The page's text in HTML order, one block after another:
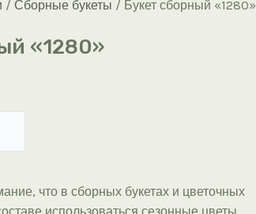
/ Сборные букеты / Букет сборный «1280»
«1280»
что в сборных букетах и цветочных